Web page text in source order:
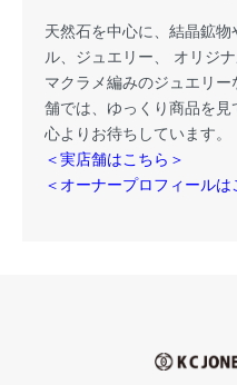
天然石を中心に、結晶鉱
ル、ジュエリー、 オリジ
マクラメ編みのジュエリ
舗では、ゆっくり商品を
心よりお待ちしています。
＜実店舗はこちら＞
＜オーナープロフィールは